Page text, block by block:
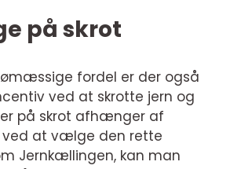
på skrot
fordel er der også
ved at skrotte jern og
på skrot afhænger af
ved at vælge den rette
Jernkællingen, kan man